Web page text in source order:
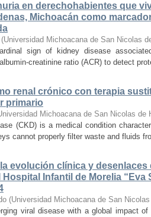
en derechohabientes que
Michoacán como
(Universidad Michoacana de San Nicolas
sign of kidney disease
creatinine ratio (ACR) to detect
renal crónico con terapia
primario
Michoacana de San Nicolas de
(CKD) is a medical condition
cannot properly filter waste and fluids
evolución clínica y desenlaces
Infantil de Morelia “Eva
(Universidad Michoacana de San
viral disease with a global impact